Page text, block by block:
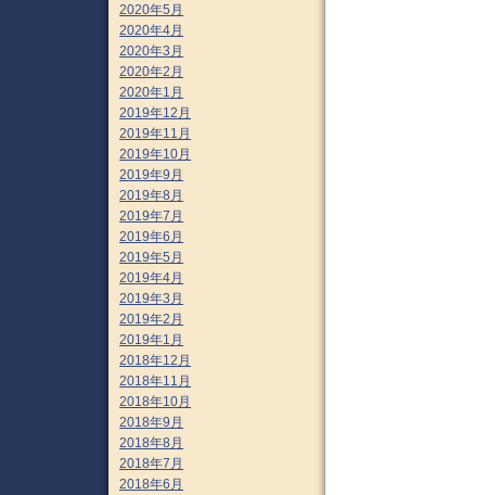
2020年5月
2020年4月
2020年3月
2020年2月
2020年1月
2019年12月
2019年11月
2019年10月
2019年9月
2019年8月
2019年7月
2019年6月
2019年5月
2019年4月
2019年3月
2019年2月
2019年1月
2018年12月
2018年11月
2018年10月
2018年9月
2018年8月
2018年7月
2018年6月